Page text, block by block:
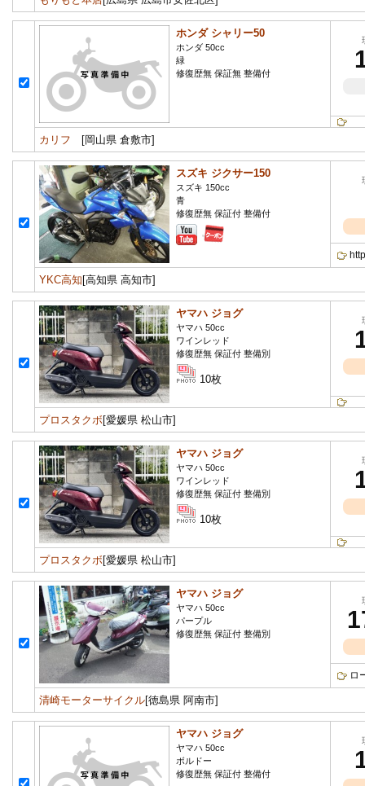
ホンダ シャリー50
ホンダ 50cc
緑
修復歴無 保証無 整備付
カリフ [岡山県 倉敷市]
スズキ ジクサー150
スズキ 150cc
青
修復歴無 保証付 整備付
YKC高知 [高知県 高知市]
ヤマハ ジョグ
ヤマハ 50cc
ワインレッド
修復歴無 保証付 整備別
10枚
プロスタクボ[愛媛県 松山市]
ヤマハ ジョグ
ヤマハ 50cc
ワインレッド
修復歴無 保証付 整備別
10枚
プロスタクボ[愛媛県 松山市]
ヤマハ ジョグ
ヤマハ 50cc
パープル
修復歴無 保証付 整備別
ロ
清崎モーターサイクル[徳島県 阿南市]
ヤマハ ジョグ
ヤマハ 50cc
ボルドー
修復歴無 保証付 整備付